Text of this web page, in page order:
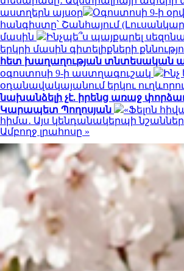
աստղերն այսօր
Օգոստոսի 9-ի
հանգիստը՝ Շանհայում
մասին
Ինչպե՞ս պայքարել
երկրի մասին գիտելիքների
հետ խաղաղության տնտեսական
օգոստոսի 9-ի աստղագուշակ
օդանավակայանում երկու
նախանձելի չէ. իրենց առաջ
Կարապետ Պողոսյան
«Ֆելոն
հիմա․ Այս կենդանակերպի
Ամբողջ լրահոսը »